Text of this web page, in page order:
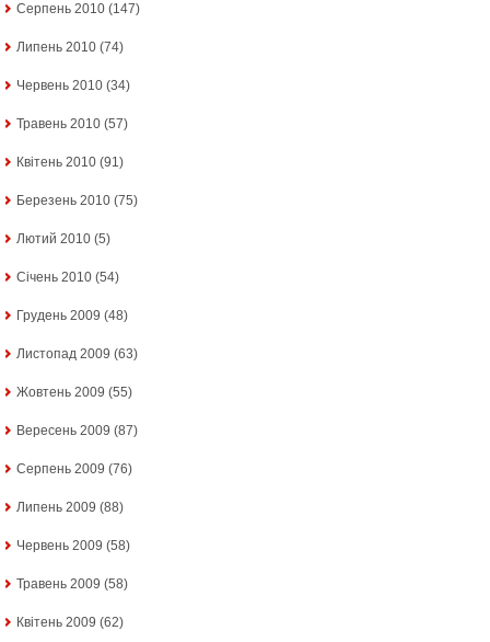
Серпень 2010 (147)
Липень 2010 (74)
Червень 2010 (34)
Травень 2010 (57)
Квітень 2010 (91)
Березень 2010 (75)
Лютий 2010 (5)
Січень 2010 (54)
Грудень 2009 (48)
Листопад 2009 (63)
Жовтень 2009 (55)
Вересень 2009 (87)
Серпень 2009 (76)
Липень 2009 (88)
Червень 2009 (58)
Травень 2009 (58)
Квітень 2009 (62)